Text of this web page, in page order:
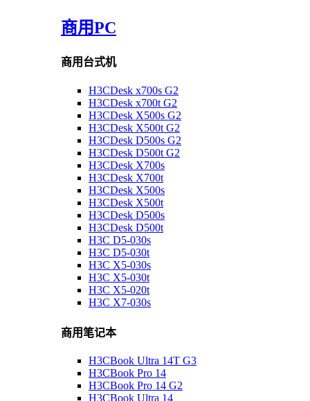
商用PC
商用台式机
H3CDesk x700s G2
H3CDesk x700t G2
H3CDesk X500s G2
H3CDesk X500t G2
H3CDesk D500s G2
H3CDesk D500t G2
H3CDesk X700s
H3CDesk X700t
H3CDesk X500s
H3CDesk X500t
H3CDesk D500s
H3CDesk D500t
H3C D5-030s
H3C D5-030t
H3C X5-030s
H3C X5-030t
H3C X5-020t
H3C X7-030s
商用笔记本
H3CBook Ultra 14T G3
H3CBook Pro 14
H3CBook Pro 14 G2
H3CBook Ultra 14